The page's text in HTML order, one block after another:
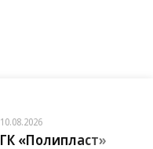
10.08.2026
ГК «Полипласт»